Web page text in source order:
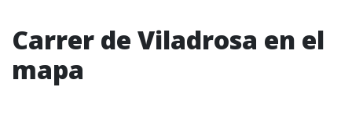
Carrer de Viladrosa en el
mapa